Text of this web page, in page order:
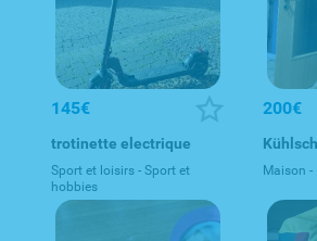
145€
trotinette electrique
Sport et loisirs - Sport et
hobbies
200€
Maison